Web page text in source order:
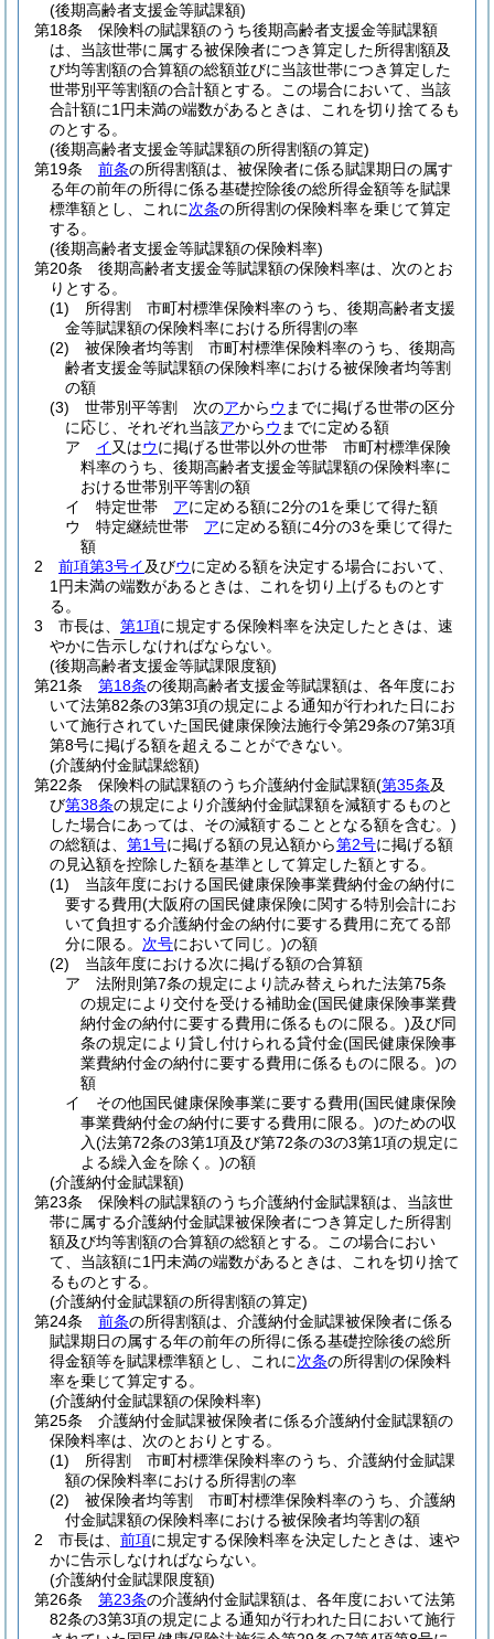
(後期高齢者支援金等賦課額)
第18条
保険料の賦課額のうち後期高齢者支援金等賦課額
は、当該世帯に属する被保険者につき算定した所得割額及
び均等割額の合算額の総額並びに当該世帯につき算定した
世帯別平等割額の合計額とする。
この場合において、当該
合計額に1円未満の端数があるときは、これを切り捨てるも
のとする。
(後期高齢者支援金等賦課額の所得割額の算定)
第19条
前条の所得割額は、被保険者に係る賦課期日の属す
る年の前年の所得に係る基礎控除後の総所得金額等を賦課
標準額とし、これに次条の所得割の保険料率を乗じて算定
する。
(後期高齢者支援金等賦課額の保険料率)
第20条
後期高齢者支援金等賦課額の保険料率は、次のとお
りとする。
(1)
所得割 市町村標準保険料率のうち、後期高齢者支援
金等賦課額の保険料率における所得割の率
(2)
被保険者均等割 市町村標準保険料率のうち、後期高
齢者支援金等賦課額の保険料率における被保険者均等割
の額
(3)
世帯別平等割 次のアからウ までに掲げる世帯の区分
に応じ、それぞれ当該アからウ までに定める額
ア
イ 又はウに掲げる世帯以外の世帯 市町村標準保険
料率のうち、後期高齢者支援金等賦課額の保険料率に
おける世帯別平等割の額
イ
特定世帯 アに定める額に2分の1を乗じて得た額
ウ
特定継続世帯 アに定める額に4分の3を乗じて得た
額
2
前項第3号イ及びウに定める額を決定する場合において、
1円未満の端数があるときは、これを切り上げるものとす
る。
3
市長は、 第1項に規定する保険料率を決定したときは、速
やかに告示しなければならない。
(後期高齢者支援金等賦課限度額)
第21条
第18条の後期高齢者支援金等賦課額は、各年度にお
いて法第82条の3第3項の規定による通知が行われた日にお
いて施行されていた国民健康保険法施行令第29条の7第3項
第8号に掲げる額を超えることができない。
(介護納付金賦課総額)
第22条
保険料の賦課額のうち介護納付金賦課額(第35条及
び第38条の規定により介護納付金賦課額を減額するものと
した場合にあっては、その減額することとなる額を含む。)
の総額は、 第1号に掲げる額の見込額から第2号に掲げる額
の見込額を控除した額を基準として算定した額とする。
(1)
当該年度における国民健康保険事業費納付金の納付に
要する費用(大阪府の国民健康保険に関する特別会計にお
いて負担する介護納付金の納付に要する費用に充てる部
分に限る。 次号において同じ。)の額
(2)
当該年度における次に掲げる額の合算額
ア
法附則第7条の規定により読み替えられた法第75条
の規定により交付を受ける補助金(国民健康保険事業費
納付金の納付に要する費用に係るものに限る。)及び同
条の規定により貸し付けられる貸付金(国民健康保険事
業費納付金の納付に要する費用に係るものに限る。)の
額
イ
その他国民健康保険事業に要する費用(国民健康保険
事業費納付金の納付に要する費用に限る。)のための収
入(法第72条の3第1項及び第72条の3の3第1項の規定に
よる繰入金を除く。)の額
(介護納付金賦課額)
第23条
保険料の賦課額のうち介護納付金賦課額は、当該世
帯に属する介護納付金賦課被保険者につき算定した所得割
額及び均等割額の合算額の総額とする。
この場合におい
て、当該額に1円未満の端数があるときは、これを切り捨て
るものとする。
(介護納付金賦課額の所得割額の算定)
第24条
前条の所得割額は、介護納付金賦課被保険者に係る
賦課期日の属する年の前年の所得に係る基礎控除後の総所
得金額等を賦課標準額とし、これに次条の所得割の保険料
率を乗じて算定する。
(介護納付金賦課額の保険料率)
第25条
介護納付金賦課被保険者に係る介護納付金賦課額の
保険料率は、次のとおりとする。
(1)
所得割 市町村標準保険料率のうち、介護納付金賦課
額の保険料率における所得割の率
(2)
被保険者均等割 市町村標準保険料率のうち、介護納
付金賦課額の保険料率における被保険者均等割の額
2
市長は、 前項に規定する保険料率を決定したときは、速や
かに告示しなければならない。
(介護納付金賦課限度額)
第26条
第23条の介護納付金賦課額は、各年度において法第
82条の3第3項の規定による通知が行われた日において施行